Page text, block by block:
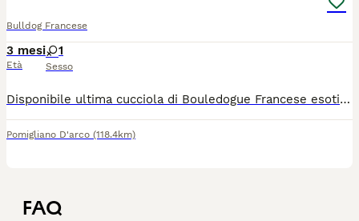
Bulldog Francese
3 mesi
Età
1
Sesso
Disponibile ultima cucciola di Bouledogue Francese esotico Blu Merle Le cucciola verrà ceduta con ciclo di sverminazione completo, primo vaccino e microchip. Genitori esenti da malattie ereditarie Genitori visibili da vicino Per maggiori info contattare in privato.
Pomigliano D'arco (118.4km)
FAQ